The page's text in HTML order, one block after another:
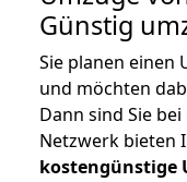
Günstig
Sie planen einen
und möchten
Dann sind Sie
Netzwerk bieten
kostengünstige